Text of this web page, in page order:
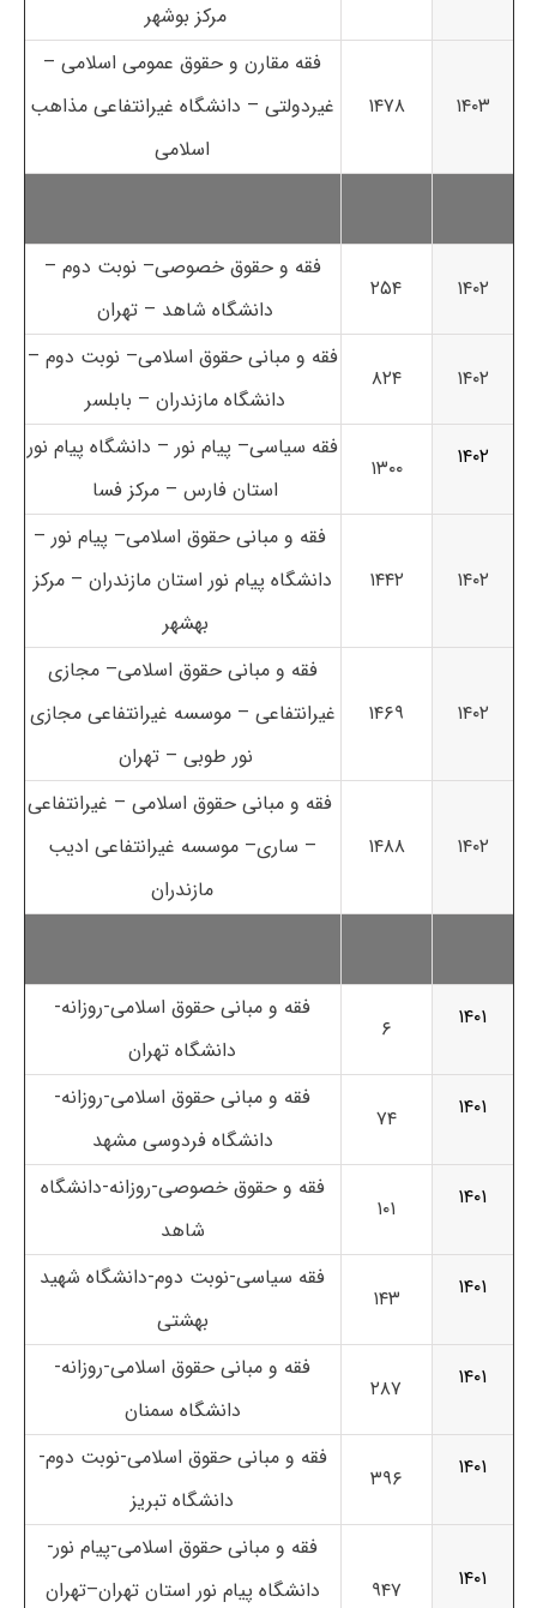
مرکز بوشهر
۱۴۰۳ ۱۴۷۸
فقه مقارن و حقوق عمومی اسلامی –
غیردولتی – دانشگاه غیرانتفاعی مذاهب
اسلامی
۱۴۰۲ ۲۵۴
فقه و حقوق خصوصی– نوبت دوم –
دانشگاه شاهد – تهران
۱۴۰۲ ۸۲۴
فقه و مبانی حقوق اسلامی– نوبت دوم –
دانشگاه مازندران – بابلسر
۱۴۰۲
۱۳۰۰
فقه سیاسی– پیام نور – دانشگاه پیام نور
استان فارس – مرکز فسا
۱۴۰۲ ۱۴۴۲
فقه و مبانی حقوق اسلامی– پیام نور –
دانشگاه پیام نور استان مازندران – مرکز
بهشهر
۱۴۰۲ ۱۴۶۹
فقه و مبانی حقوق اسلامی– مجازی
غیرانتفاعی – موسسه غیرانتفاعی مجازی
نور طوبی – تهران
۱۴۰۲ ۱۴۸۸
فقه و مبانی حقوق اسلامی – غیرانتفاعی
– ساری– موسسه غیرانتفاعی ادیب
مازندران
۱۴۰۱ ۶
فقه و مبانی حقوق اسلامی-روزانه-
دانشگاه تهران
۱۴۰۱
۷۴
فقه و مبانی حقوق اسلامی-روزانه-
دانشگاه فردوسی مشهد
۱۴۰۱
۱۰۱
فقه و حقوق خصوصی-روزانه-دانشگاه
شاهد
۱۴۰۱
۱۴۳
فقه سیاسی-نوبت دوم-دانشگاه شهید
بهشتی
۱۴۰۱
۲۸۷
فقه و مبانی حقوق اسلامی-روزانه-
دانشگاه سمنان
۱۴۰۱
۳۹۶
فقه و مبانی حقوق اسلامی-نوبت دوم-
دانشگاه تبریز
۱۴۰۱ ۹۴۷
فقه و مبانی حقوق اسلامی-پیام نور-
دانشگاه پیام نور استان تهران–تهران